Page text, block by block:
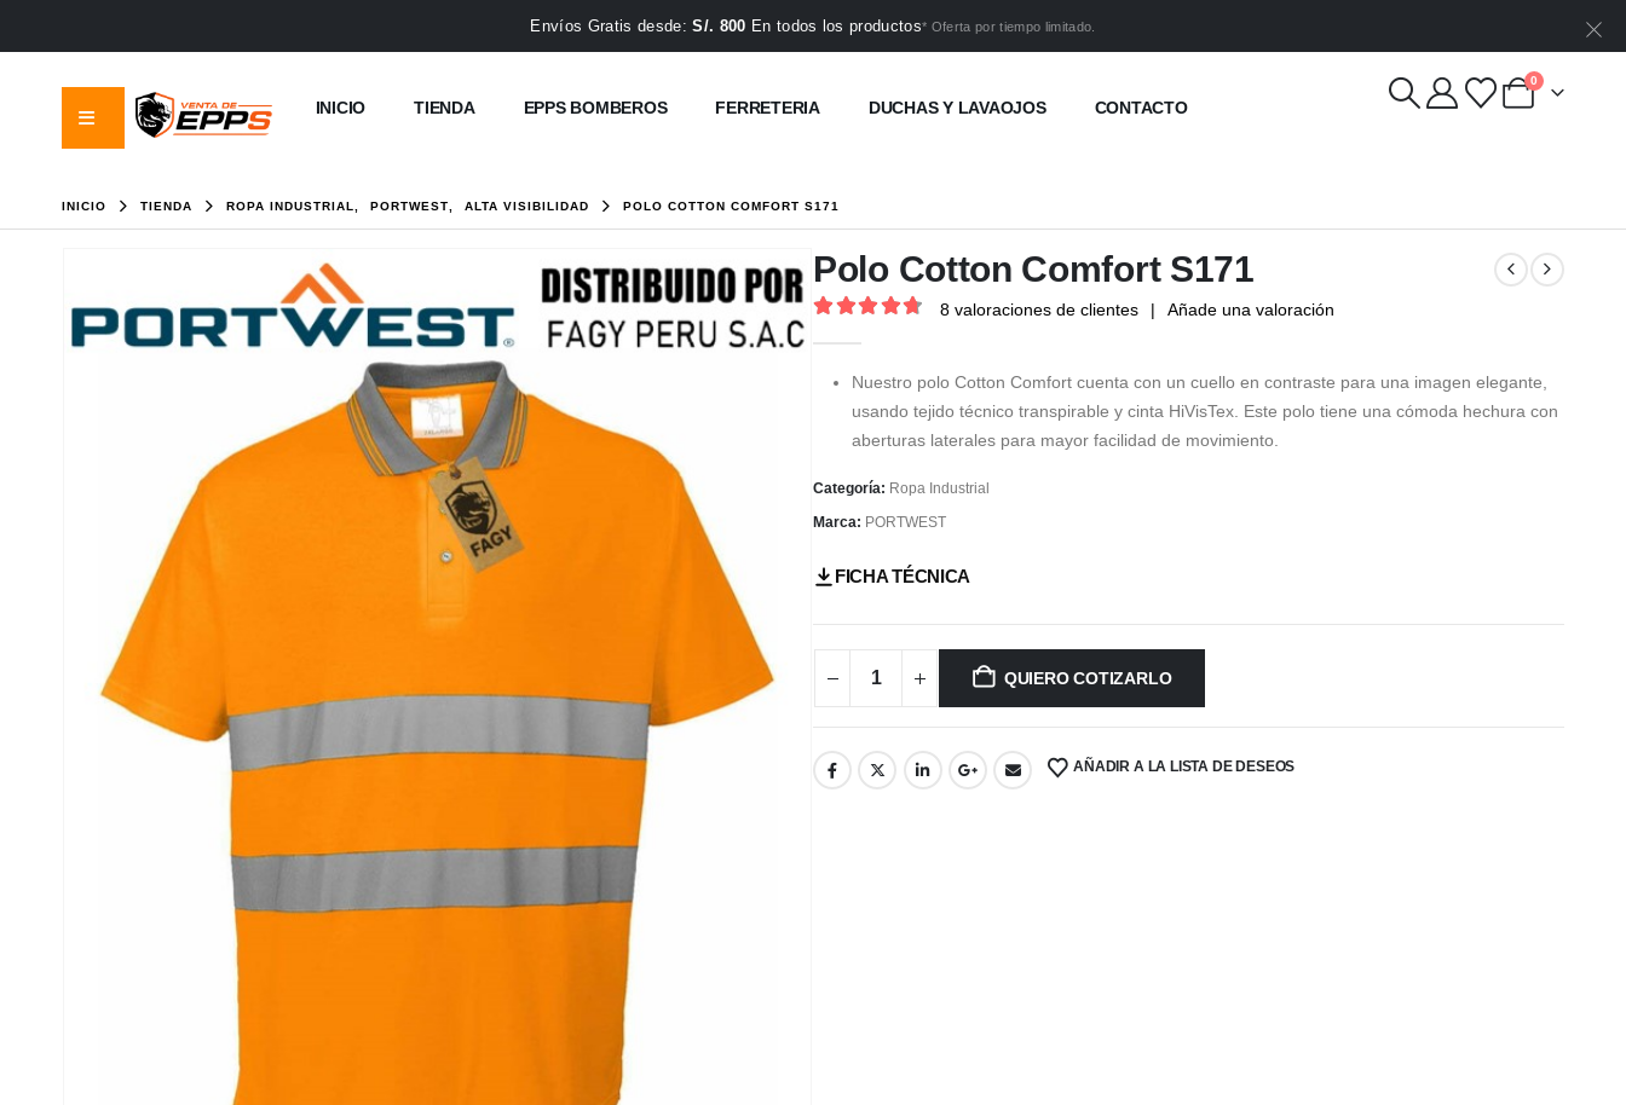
Envíos Gratis desde:S/. 800 En todos los productos* Oferta por tiempo limitado.
INICIO TIENDA EPPS BOMBEROS FERRETERIA DUCHAS Y LAVAOJOS CONTACTO
0
INICIO TIENDA ROPA INDUSTRIAL PORTWEST ALTA VISIBILIDAD POLO COTTON COMFORT S171
Polo Cotton Comfort S171
8valoraciones de clientes | Añade una valoración
Nuestro polo Cotton Comfort cuenta con un cuello en contraste para una imagen elegante,
usando tejido técnico transpirable y cinta HiVisTex. Este polo tiene una cómoda hechura con
aberturas laterales para mayor facilidad de movimiento.
Categoría: Ropa Industrial
Marca: PORTWEST
FICHA TÉCNICA
QUIERO COTIZARLO
AÑADIR A LA LISTA DE DESEOS